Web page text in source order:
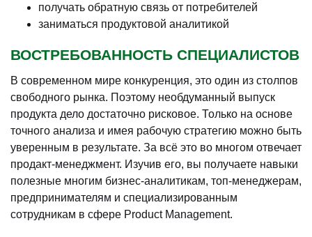
получать обратную связь от потребителей
заниматься продуктовой аналитикой
ВОСТРЕБОВАННОСТЬ СПЕЦИАЛИСТОВ
В современном мире конкуренция, это один из столпов
свободного рынка. Поэтому необдуманный выпуск
продукта дело достаточно рисковое. Только на основе
точного анализа и имея рабочую стратегию можно быть
уверенным в результате. За всё это во многом отвечает
продакт-менеджмент. Изучив его, вы получаете навыки
полезные многим бизнес-аналитикам, топ-менеджерам,
предпринимателям и специализированным
сотрудникам в сфере Product Management.